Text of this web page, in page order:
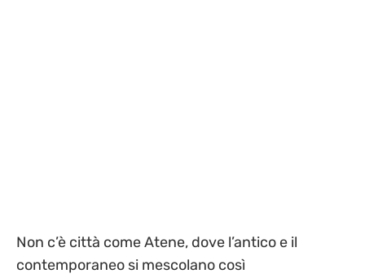
Non c’è città come Atene, dove l’antico e il
contemporaneo si mescolano così